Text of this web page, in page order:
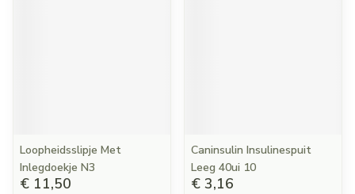
Loopheidsslipje Met
Inlegdoekje N3
€ 11,50
Caninsulin Insulinespuit
Leeg 40ui 10
€ 3,16